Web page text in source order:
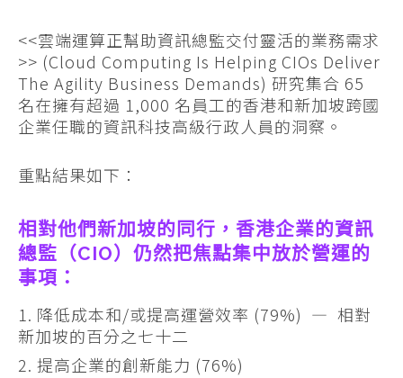
<<雲端運算正幫助資訊總監交付靈活的業務需求
>> (Cloud Computing Is Helping CIOs Deliver
The Agility Business Demands) 研究集合 65
名在擁有超過 1,000 名員工的香港和新加坡跨國
企業任職的資訊科技高級行政人員的洞察。
重點結果如下：
相對他們新加坡的同行，香港企業的資訊
總監（CIO）仍然把焦點集中放於營運的
事項：
降低成本和/或提高運營效率 (79%) — 相對
新加坡的百分之七十二
提高企業的創新能力 (76%)